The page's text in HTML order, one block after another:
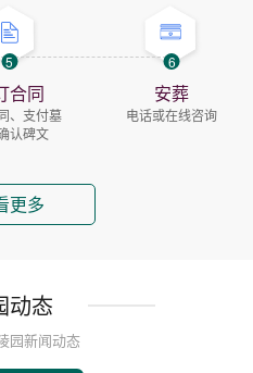
5
合同
、支付墓
认碑文
6
安葬
电话或在线咨询
更多
动态
园新闻动态